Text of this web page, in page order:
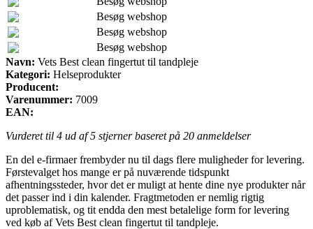
Besøg webshop
Besøg webshop
Besøg webshop
Navn: Vets Best clean fingertut til tandpleje
Kategori: Helseprodukter
Producent:
Varenummer: 7009
EAN:
Vurderet til 4 ud af 5 stjerner baseret på 20 anmeldelser
En del e-firmaer frembyder nu til dags flere muligheder for levering.
Førstevalget hos mange er på nuværende tidspunkt
afhentningssteder, hvor det er muligt at hente dine nye produkter når
det passer ind i din kalender. Fragtmetoden er nemlig rigtig
uproblematisk, og tit endda den mest betalelige form for levering
ved køb af Vets Best clean fingertut til tandpleje.